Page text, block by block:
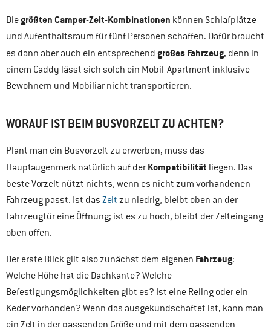
Diegrößten Camper-Zelt-Kombinationen können Schlafplätze
und Aufenthaltsraum für fünf Personen schaffen. Dafür braucht
es dann aber auch ein entsprechend großes Fahrzeug, denn in
einem Caddy lässt sich solch ein Mobil-Apartment inklusive
Bewohnern und Mobiliar nicht transportieren.
WORAUF IST BEIM BUSVORZELT ZU ACHTEN?
Plant man ein Busvorzelt zu erwerben, muss das
Hauptaugenmerk natürlich auf der Kompatibilität liegen. Das
beste Vorzelt nützt nichts, wenn es nicht zum vorhandenen
Fahrzeug passt. Ist das Zelt zu niedrig, bleibt oben an der
Fahrzeugtür eine Öffnung; ist es zu hoch, bleibt der Zelteingang
oben offen.
Der erste Blick gilt also zunächst dem eigenen Fahrzeug:
Welche Höhe hat die Dachkante? Welche
Befestigungsmöglichkeiten gibt es? Ist eine Reling oder ein
Keder vorhanden? Wenn das ausgekundschaftet ist, kann man